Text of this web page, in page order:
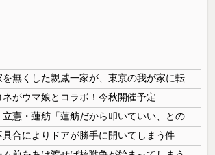
ネがウマ娘とコラボ！今秋開催予定
合によりドアが勝手に開いてしまう件